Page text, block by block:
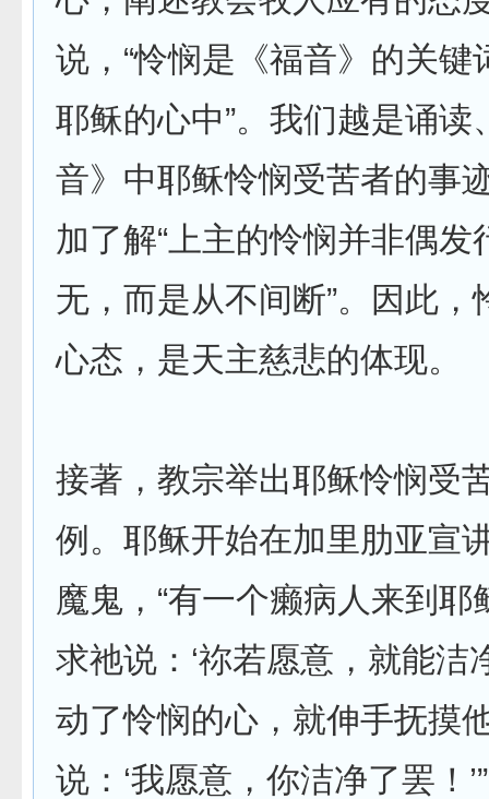
说，“怜悯是《福音》的关键
耶稣的心中”。我们越是诵读
音》中耶稣怜悯受苦者的事
加了解“上主的怜悯并非偶发
无，而是从不间断”。因此，
心态，是天主慈悲的体现。
接著，教宗举出耶稣怜悯受
例。耶稣开始在加里肋亚宣
魔鬼，“有一个癞病人来到耶
求祂说：‘祢若愿意，就能洁
动了怜悯的心，就伸手抚摸
说：‘我愿意，你洁净了罢！